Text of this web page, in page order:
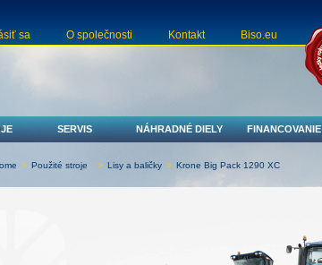
sa O společnosti Kontakt Biso.eu
SERVIS NÁHRADNÉ DIELY FINANCOVANIE
> Použité stroje > Lisy a baličky > Krone Big Pack 1290 XC